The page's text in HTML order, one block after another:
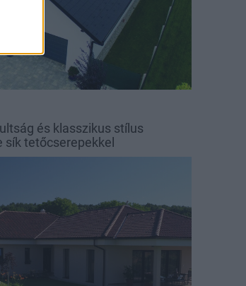
és klasszikus stílus
tetőcserepekkel